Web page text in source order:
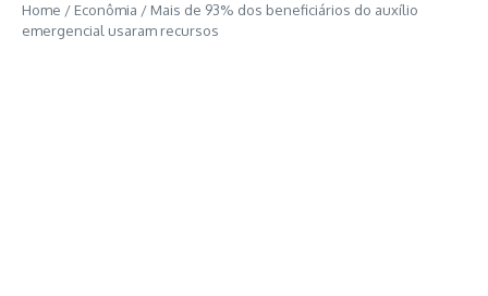
Home / Econômia / Mais de 93% dos beneficiários do auxílio
emergencial usaram recursos